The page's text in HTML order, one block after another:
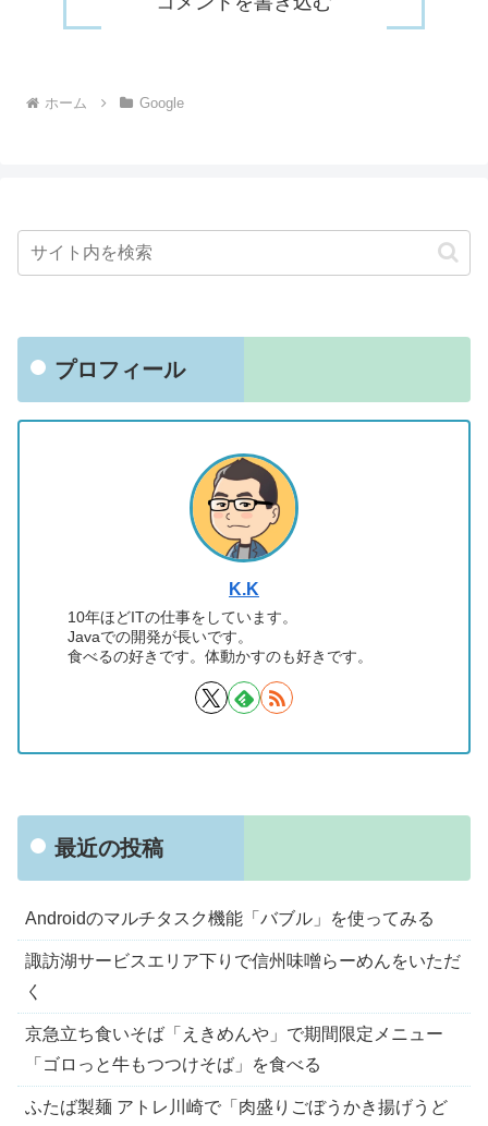
ホーム Google
プロフィール
K.K
10年ほどITの仕事をしています。
Javaでの開発が長いです。
食べるの好きです。体動かすのも好きです。
最近の投稿
Androidのマルチタスク機能「バブル」を使ってみる
諏訪湖サービスエリア下りで信州味噌らーめんをいただ
く
京急立ち食いそば「えきめんや」で期間限定メニュー
「ゴロっと牛もつつけそば」を食べる
ふたば製麺 アトレ川崎で「肉盛りごぼうかき揚げうど